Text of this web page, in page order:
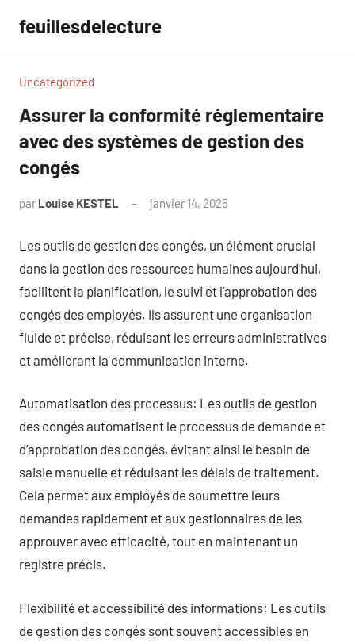
contenu
feuillesdelecture
Uncategorized
Assurer la conformité réglementaire
avec des systèmes de gestion des
congés
par Louise KESTEL janvier 14, 2025
Les outils de gestion des congés, un élément crucial
dans la gestion des ressources humaines aujourd’hui,
facilitent la planification, le suivi et l’approbation des
congés des employés. Ils assurent une organisation
fluide et précise, réduisant les erreurs administratives
et améliorant la communication interne.
Automatisation des processus: Les outils de gestion
des congés automatisent le processus de demande et
d’approbation des congés, évitant ainsi le besoin de
saisie manuelle et réduisant les délais de traitement.
Cela permet aux employés de soumettre leurs
demandes rapidement et aux gestionnaires de les
approuver avec efficacité, tout en maintenant un
registre précis.
Flexibilité et accessibilité des informations: Les outils
de gestion des congés sont souvent accessibles en